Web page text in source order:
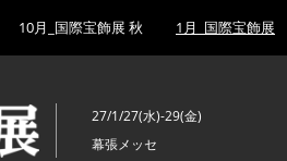
10月_国際宝飾展 秋 1月_国際宝飾展
27/1/27(水)-29(金)
幕張メッセ